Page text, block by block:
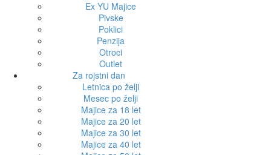
Ex YU Majice
Pivske
Poklici
Penzija
Otroci
Outlet
Za rojstni dan
Letnica po želji
Mesec po želji
Majice za 18 let
Majice za 20 let
Majice za 30 let
Majice za 40 let